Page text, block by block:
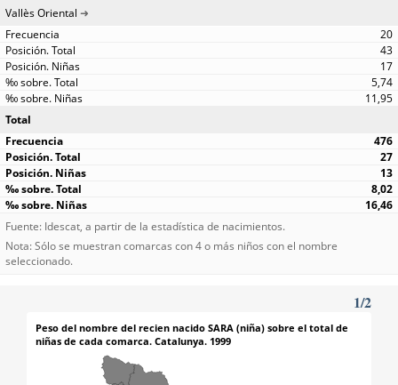
Vallès Oriental
20
43
17
5,74
11,95
Total
476
27
13
8,02
16,46
Fuente: Idescat, a partir de la estadística de nacimientos.
Nota: Sólo se muestran comarcas con 4 o más niños con el nombre
seleccionado.